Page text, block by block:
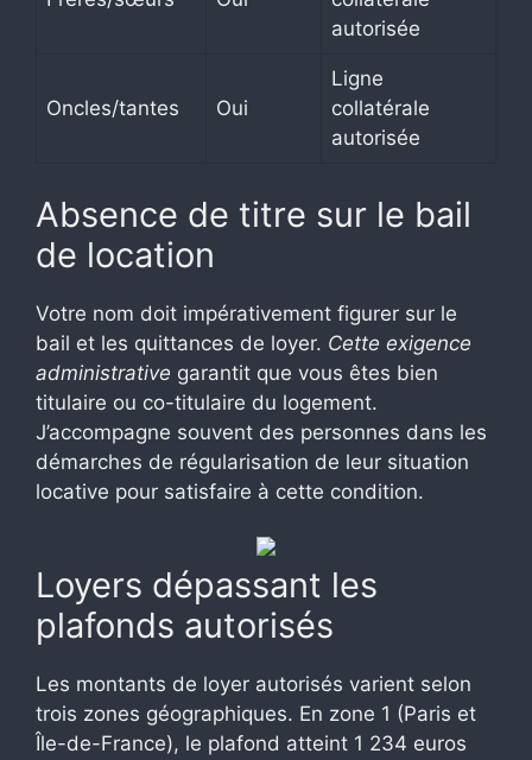
autorisée
Oncles/tantes Oui
Ligne
collatérale
autorisée
Absence de titre sur le bail
de location
Votre nom doit impérativement figurer sur le
bail et les quittances de loyer. Cette exigence
administrative garantit que vous êtes bien
titulaire ou co-titulaire du logement.
J’accompagne souvent des personnes dans les
démarches de régularisation de leur situation
locative pour satisfaire à cette condition.
Loyers dépassant les
plafonds autorisés
Les montants de loyer autorisés varient selon
trois zones géographiques. En zone 1 (Paris et
Île-de-France), le plafond atteint 1 234 euros